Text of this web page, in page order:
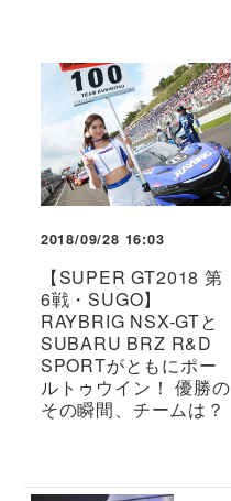
2018/09/28 16:03
【SUPER GT2018 第
6戦・SUGO】
RAYBRIG NSX-GTと
SUBARU BRZ R&D
SPORTがともにポー
ルトゥウイン！ 優勝の
その瞬間、チームは？